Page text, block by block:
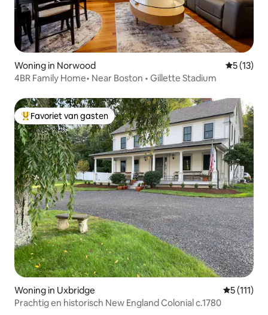
Woning in Norwood
5 (13)
4BR Family Home• Near Boston • Gillette Stadium
Topfavoriet van gasten
Favoriet van gasten
Woning in Uxbridge
5 (111)
Prachtig en historisch New England Colonial c.1780